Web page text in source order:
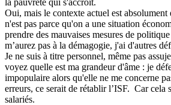
Oui, mais le contexte actuel est
n'est pas parce qu'on a une situation
prendre des mauvaises mesures de
m’aurez pas à la démagogie, j'ai d'autres
Je ne suis à titre personnel, même pas
voyez quelle est ma grandeur d'âme : je
impopulaire alors qu'elle ne me concerne
erreurs, ce serait de rétablir l’ISF. Car cela
salariés.